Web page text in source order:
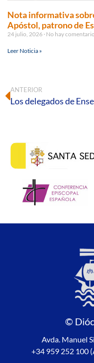
Nota informativa
Apóstol, patrono de
24 julio, 2026 No hay
Leer Noticia »
ANTERIOR
©
Avda. Manuel
+34 959 252 100